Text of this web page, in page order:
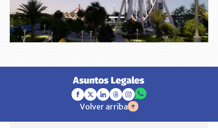
Volver arriba